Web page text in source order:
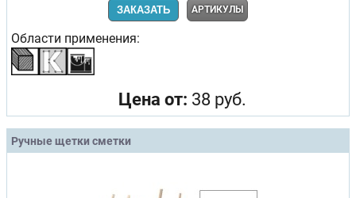
ЗАКАЗАТЬ АРТИКУЛЫ
Области применения:
Цена от: 38 руб.
Ручные щетки сметки